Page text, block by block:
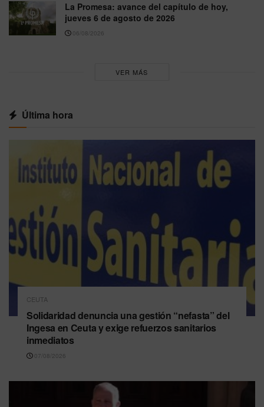
La Promesa: avance del capítulo de hoy,
jueves 6 de agosto de 2026
06/08/2026
VER MÁS
Última hora
CEUTA
Solidaridad denuncia una gestión “nefasta” del
Ingesa en Ceuta y exige refuerzos sanitarios
inmediatos
07/08/2026